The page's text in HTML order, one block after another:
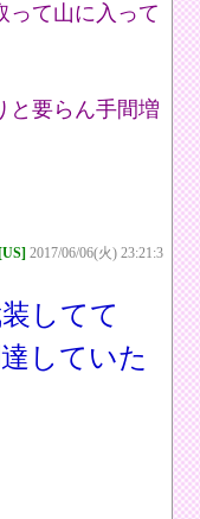
って山に入って
と要らん手間増
2017/06/06(火) 23:21:3
してて
していた